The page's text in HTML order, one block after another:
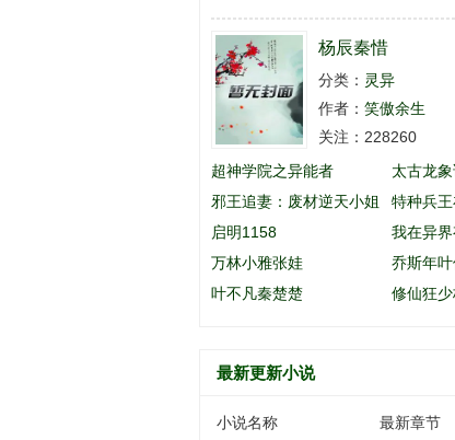
杨辰秦惜
分类： 灵异
作者： 笑傲余生
关注：228260
超神学院之异能者
太古龙
邪王追妻：废材逆天小姐
特种兵
英
启明1158
我在异
万林小雅张娃
乔斯年
么名字
叶不凡秦楚楚 修仙狂
最新更新小说
小说名称 最新章节